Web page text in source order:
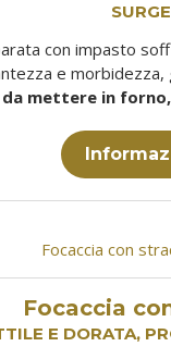
con impasto
e
mettere in
Focaccia
E DORATA,